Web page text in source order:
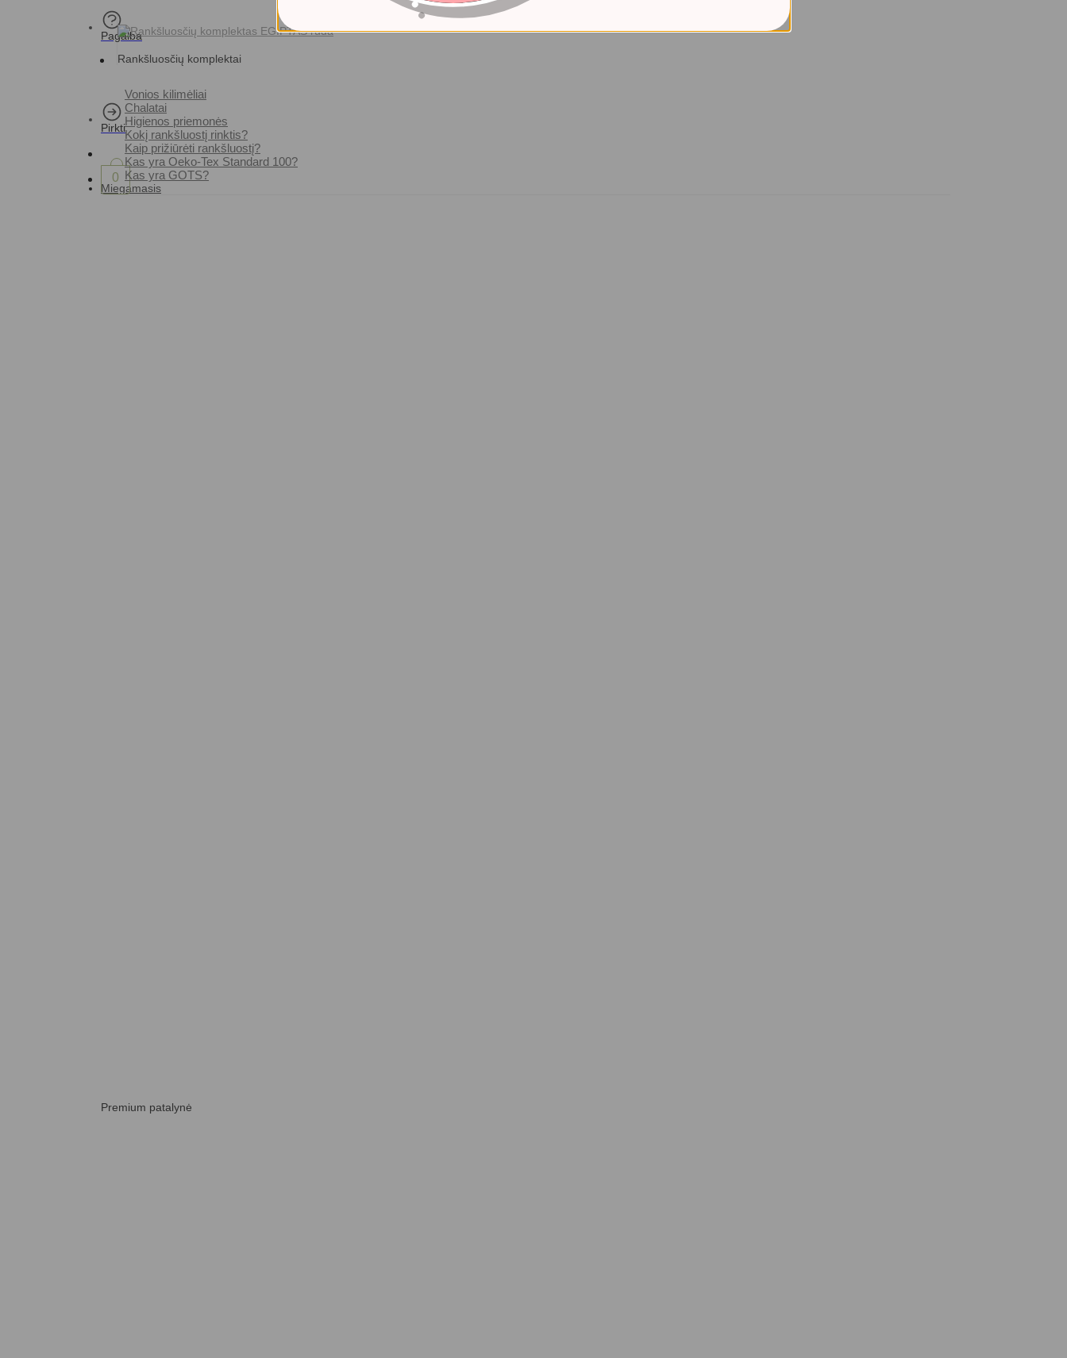
Pagalba
Pirkti
0
Rankšluosčių komplektai
Vonios kilimėliai
Chalatai
Higienos priemonės
Kokį rankšluostį rinktis?
Kaip prižiūrėti rankšluostį?
Kas yra Oeko-Tex Standard 100?
Kas yra GOTS?
Miegamasis
Premium patalynė